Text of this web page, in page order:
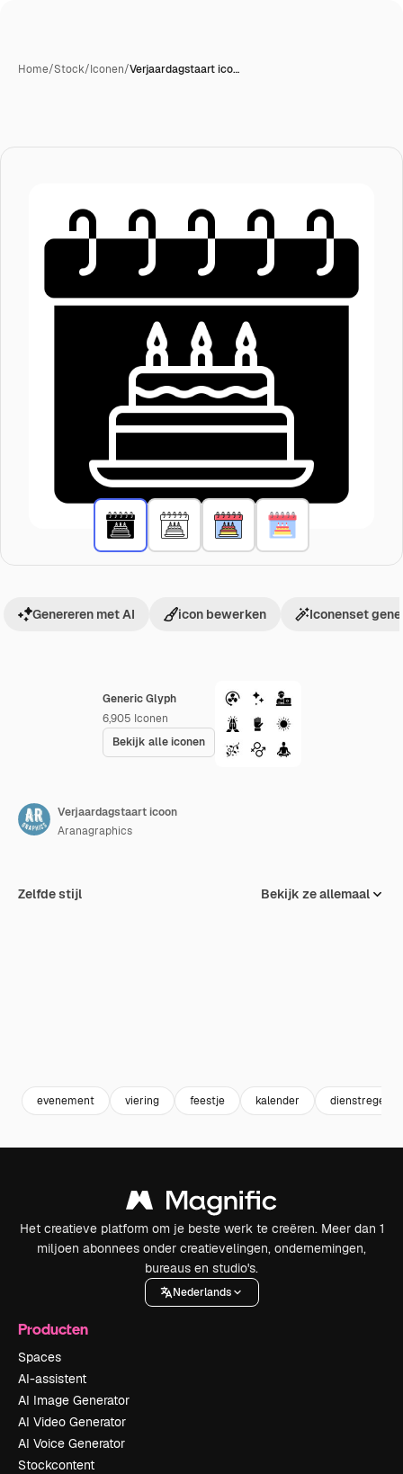
Home/Stock/Iconen/Verjaardagstaart ico…
Generic Glyph
6,905 Iconen
Bekijk alle iconen
Genereren met AI icon bewerken Iconenset
Verjaardagstaart icoon
Aranagraphics
Zelfde stijl Bekijk ze allemaal
evenement viering feestje kalender dienstregeling
Het creatieve platform om je beste werk te creëren. Meer dan 1
miljoen abonnees onder creatievelingen, ondernemingen,
bureaus en studio's.
Nederlands
Producten
Spaces
AI-assistent
AI Image Generator
AI Video Generator
AI Voice Generator
Stockcontent